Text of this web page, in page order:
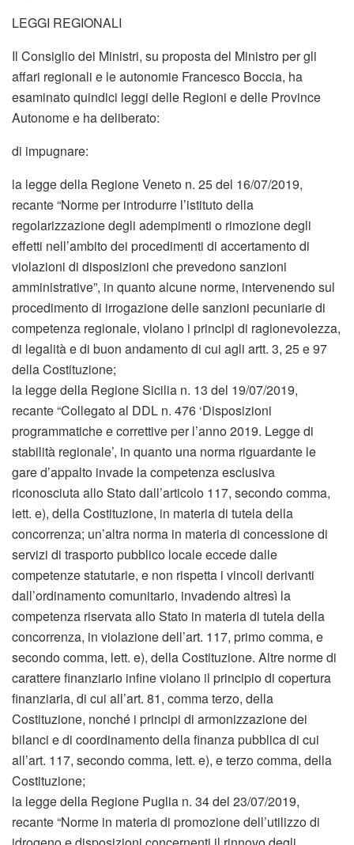
LEGGI REGIONALI
Il Consiglio dei Ministri, su proposta del Ministro per gli
affari regionali e le autonomie Francesco Boccia, ha
esaminato quindici leggi delle Regioni e delle Province
Autonome e ha deliberato:
di impugnare:
la legge della Regione Veneto n. 25 del 16/07/2019,
recante “Norme per introdurre l’istituto della
regolarizzazione degli adempimenti o rimozione degli
effetti nell’ambito dei procedimenti di accertamento di
violazioni di disposizioni che prevedono sanzioni
amministrative”, in quanto alcune norme, intervenendo sul
procedimento di irrogazione delle sanzioni pecuniarie di
competenza regionale, violano i principi di ragionevolezza,
di legalità e di buon andamento di cui agli artt. 3, 25 e 97
della Costituzione;
la legge della Regione Sicilia n. 13 del 19/07/2019,
recante “Collegato al DDL n. 476 ‘Disposizioni
programmatiche e correttive per l’anno 2019. Legge di
stabilità regionale’, in quanto una norma riguardante le
gare d’appalto invade la competenza esclusiva
riconosciuta allo Stato dall’articolo 117, secondo comma,
lett. e), della Costituzione, in materia di tutela della
concorrenza; un’altra norma in materia di concessione di
servizi di trasporto pubblico locale eccede dalle
competenze statutarie, e non rispetta i vincoli derivanti
dall’ordinamento comunitario, invadendo altresì la
competenza riservata allo Stato in materia di tutela della
concorrenza, in violazione dell’art. 117, primo comma, e
secondo comma, lett. e), della Costituzione. Altre norme di
carattere finanziario infine violano il principio di copertura
finanziaria, di cui all’art. 81, comma terzo, della
Costituzione, nonché i principi di armonizzazione dei
bilanci e di coordinamento della finanza pubblica di cui
all’art. 117, secondo comma, lett. e), e terzo comma, della
Costituzione;
la legge della Regione Puglia n. 34 del 23/07/2019,
recante “Norme in materia di promozione dell’utilizzo di